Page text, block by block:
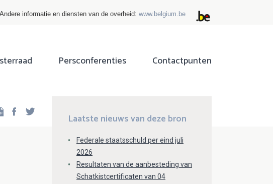
Andere informatie en diensten van de overheid: www.belgium.be
Persconferenties Contactpunten
Facebook
Laatste nieuws van deze bron
Federale staatsschuld per eind juli
2026
Resultaten van de aanbesteding van
Schatkistcertificaten van 04